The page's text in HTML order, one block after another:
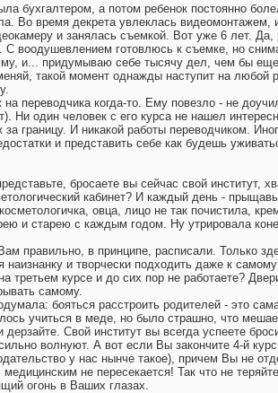
бухгалтером, а потом ребенок постоянно
Во время декрета увлеклась видеомонтажем,
и занялась съемкой. Вот уже 6 лет. Да,
С воодушевлением готовлюсь к съемке, но
и... придумываю себе тысячу дел, чем бы
такой момент однажды наступит на любой
переводчика когда-то. Ему повезло - не
Ни один человек с его курса не нашел
границу. И никакой работы переводчиком.
и представить себе как будешь
бросаете вы сейчас свой институт,
кабинет? И каждый день -
овца, лицо не так почистила,
и старею с каждым годом. Ну утрировала
в принципе, расписали. Только
наизнанку и творчески подходить даже к
третьем курсе и до сих пор не работаете?
самому.
бояться расстроить родителей - это
учиться в меде, но было страшно, что
Свой институт вы всегда успеете
волнуют. А вот если Вы закончите 4-й
у нас нынче такое), причем Вы не
медицинским не пересекается! Так что не
огонь в Ваших глазах.